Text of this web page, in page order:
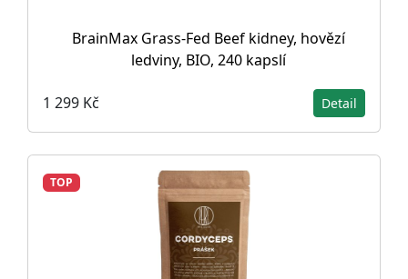
BrainMax Grass-Fed Beef kidney, hovězí
ledviny, BIO, 240 kapslí
1 299 Kč Detail
TOP